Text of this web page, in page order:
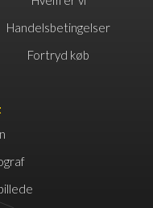
Handelsbetingelser
Fortryd køb